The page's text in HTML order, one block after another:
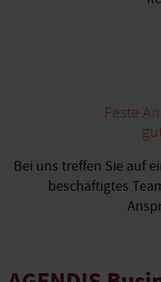
Feste
Bei uns treffen Sie auf
beschäftigtes